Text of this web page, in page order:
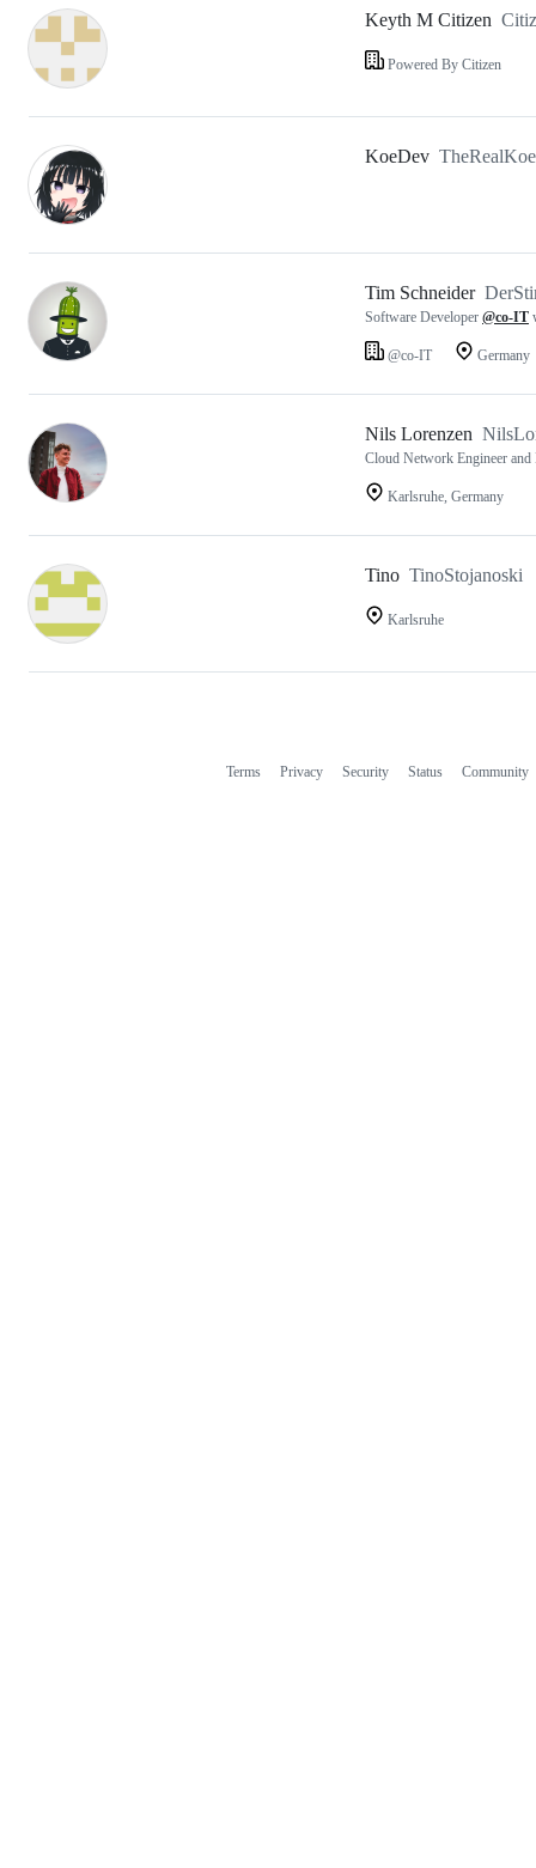
Keyth M Citizen
Powered By Citizen
KoeDev
Tim Schneider
Software Developer @co-IT
@co-IT Germany
Nils Lorenzen
Cloud Network Engineer and
Karlsruhe, Germany
Tino TinoStojanoski
Karlsruhe
Terms Privacy Security Status Community